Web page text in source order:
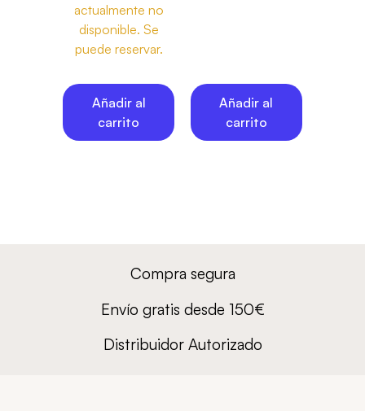
actualmente no
disponible. Se
puede reservar.
Añadir al
carrito
Añadir al
carrito
Compra segura
Envío gratis desde 150€
Distribuidor Autorizado